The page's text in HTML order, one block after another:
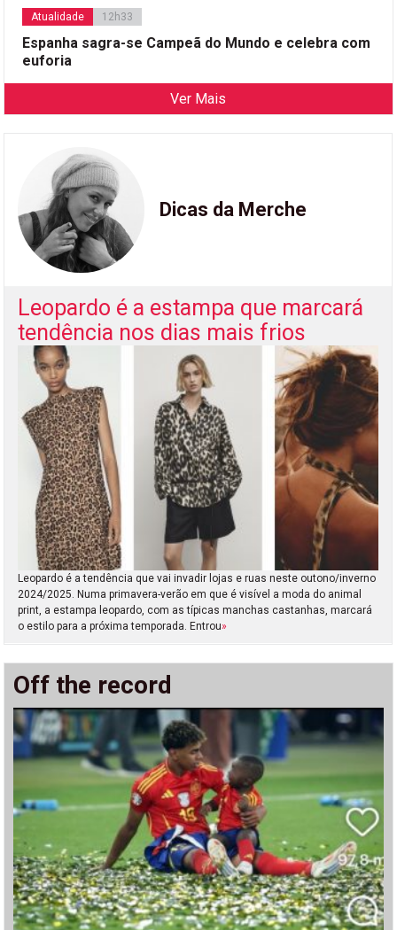
Atualidade 12h33
Espanha sagra-se Campeã do Mundo e celebra com
euforia
Ver Mais
Dicas da Merche
Leopardo é a estampa que marcará
tendência nos dias mais frios
Leopardo é a tendência que vai invadir lojas e ruas neste outono/inverno
2024/2025. Numa primavera-verão em que é visível a moda do animal
print, a estampa leopardo, com as típicas manchas castanhas, marcará
o estilo para a próxima temporada. Entrou»
Off the record